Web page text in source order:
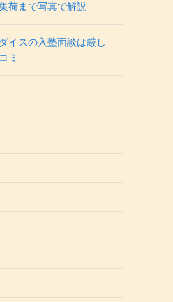
荷まで写真で解説
イスの入塾面談は厳し
ミ